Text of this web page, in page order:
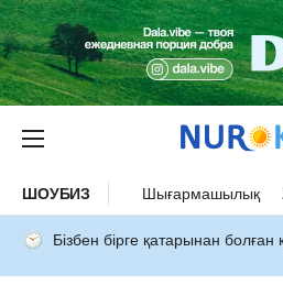
ШОУБИЗ Шығармашылық
Бізбен бірге қатарынан болған